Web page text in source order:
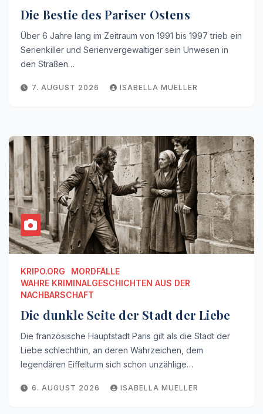
Die Bestie des Pariser Ostens
Über 6 Jahre lang im Zeitraum von 1991 bis 1997 trieb ein
Serienkiller und Serienvergewaltiger sein Unwesen in
den Straßen…
7. AUGUST 2026 ISABELLA MUELLER
KRIPO.ORG
MORDFÄLLE
WAHRE KRIMINALGESCHICHTEN AUS DER
NACHBARSCHAFT
Die dunkle Seite der Stadt der Liebe
Die französische Hauptstadt Paris gilt als die Stadt der
Liebe schlechthin, an deren Wahrzeichen, dem
legendären Eiffelturm sich schon unzählige…
6. AUGUST 2026 ISABELLA MUELLER